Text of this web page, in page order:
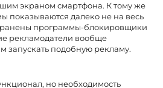
экраном смартфона. К тому же
показываются далеко не на весь
программы-блокировщики
рекламодатели вообще
запускать подобную рекламу.
но необходимость